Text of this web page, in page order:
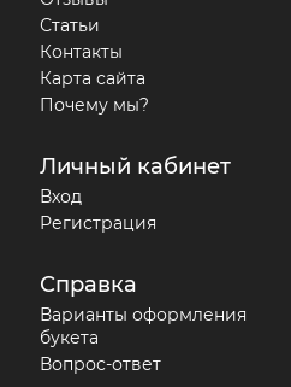
Статьи
Контакты
Карта сайта
Почему мы?
Личный кабинет
Вход
Регистрация
Справка
Варианты оформления
букета
Вопрос-ответ